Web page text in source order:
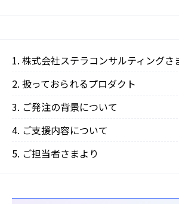
株式会社ステラコンサルティングさ
扱っておられるプロダクト
ご発注の背景について
ご支援内容について
ご担当者さまより